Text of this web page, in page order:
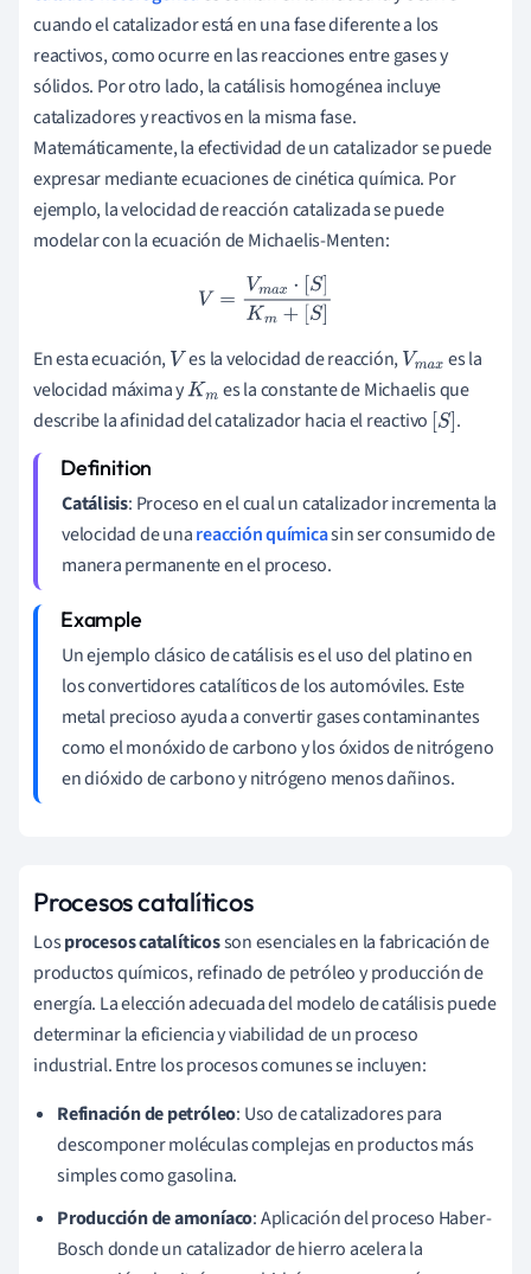
cuando el catalizador está en una fase diferente a los
reactivos, como ocurre en las reacciones entre gases y
sólidos. Por otro lado, la catálisis homogénea incluye
catalizadores y reactivos en la misma fase.
Matemáticamente, la efectividad de un catalizador se puede
expresar mediante ecuaciones de cinética química. Por
ejemplo, la velocidad de reacción catalizada se puede
modelar con la ecuación de Michaelis-Menten:
V=Vm x⋅[S]K m+[S
En esta ecuación, V es la velocidad de reacción, Vmaxes la
velocidad máxima yKm es la constante de Michaelis que
describe la afinidad del catalizador hacia el reactivo S] .
Catálisis: Proceso en el cual un catalizador incrementa la
velocidad de unareacción químicasin ser consumido de
manera permanente en el proceso.
Un ejemplo clásico de catálisis es el uso del platino en
los convertidores catalíticos de los automóviles. Este
metal precioso ayuda a convertir gases contaminantes
como el monóxido de carbono y los óxidos de nitrógeno
en dióxido de carbono y nitrógeno menos dañinos.
Procesos catalíticos
Losprocesos catalíticosson esenciales en la fabricación de
productos químicos, refinado de petróleo y producción de
energía. La elección adecuada del modelo de catálisis puede
determinar la eficiencia y viabilidad de un proceso
industrial. Entre los procesos comunes se incluyen:
Refinación de petróleo: Uso de catalizadores para
descomponer moléculas complejas en productos más
simples como gasolina.
Producción de amoníaco: Aplicación del proceso Haber-
Bosch donde un catalizador de hierro acelera la